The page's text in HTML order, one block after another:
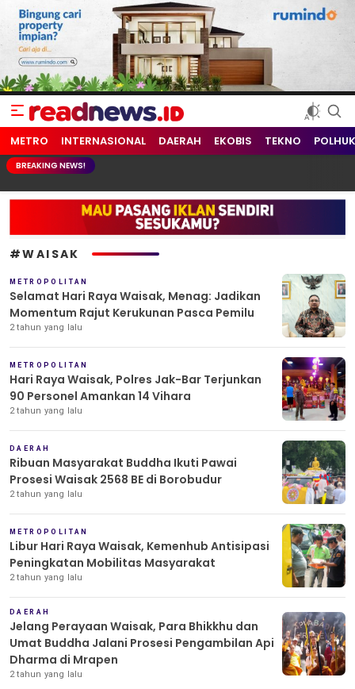
readnews.id
Berita Terkini, Update Terbaru Hari ini dari Indonesia dan Dunia
METRO INTERNASIONAL DAERAH EKOBIS TEKNO
BREAKING NEWS!
#WAISAK
METROPOLITAN
Selamat Hari Raya Waisak, Menag: Jadikan
Momentum Rajut Kerukunan Pasca Pemilu
2 tahun yang lalu
METROPOLITAN
Hari Raya Waisak, Polres Jak-Bar Terjunkan
90 Personel Amankan 14 Vihara
2 tahun yang lalu
DAERAH
Ribuan Masyarakat Buddha Ikuti Pawai
Prosesi Waisak 2568 BE di Borobudur
2 tahun yang lalu
METROPOLITAN
Libur Hari Raya Waisak, Kemenhub Antisipasi
Peningkatan Mobilitas Masyarakat
2 tahun yang lalu
DAERAH
Jelang Perayaan Waisak, Para Bhikkhu dan
Umat Buddha Jalani Prosesi Pengambilan Api
Dharma di Mrapen
2 tahun yang lalu